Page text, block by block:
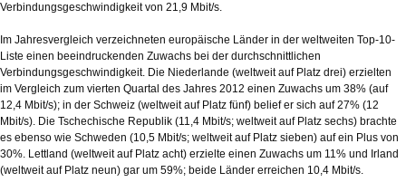
Verbindungsgeschwindigkeit von 21,9 Mbit/s.
Im Jahresvergleich verzeichneten europäische Länder in der weltweiten Top-10-
Liste einen beeindruckenden Zuwachs bei der durchschnittlichen
Verbindungsgeschwindigkeit. Die Niederlande (weltweit auf Platz drei) erzielten
im Vergleich zum vierten Quartal des Jahres 2012 einen Zuwachs um 38% (auf
12,4 Mbit/s); in der Schweiz (weltweit auf Platz fünf) belief er sich auf 27% (12
Mbit/s). Die Tschechische Republik (11,4 Mbit/s; weltweit auf Platz sechs) brachte
es ebenso wie Schweden (10,5 Mbit/s; weltweit auf Platz sieben) auf ein Plus von
30%. Lettland (weltweit auf Platz acht) erzielte einen Zuwachs um 11% und Irland
(weltweit auf Platz neun) gar um 59%; beide Länder erreichen 10,4 Mbit/s.